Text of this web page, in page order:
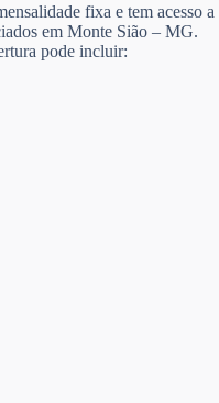
fixa e tem acesso a
em Monte Sião – MG.
pode incluir: